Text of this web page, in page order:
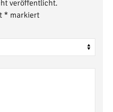
veröffentlicht.
* markiert